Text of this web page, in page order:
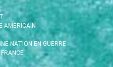
AMÉRICAIN
NATION EN GUERRE